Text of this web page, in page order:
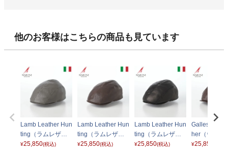
他のお客様はこちらの商品も見ています
Lamb Leather Hun
ting（ラムレザー
ハンチング） BN0
¥25,850(税込)
Lamb Leather Hun
ting（ラムレザー
ハンチング） BN0
¥25,850(税込)
Lamb Leather Hun
ting（ラムレザー
ハンチング） BN0
¥25,850(税込)
Galles Lamb
her（ウェー
ラムレザー
¥25,850